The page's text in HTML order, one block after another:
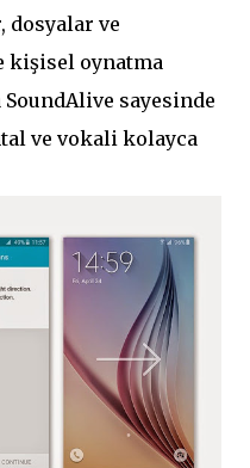
dosyalar ve
kişisel oynatma
sayesinde
ve vokali kolayca